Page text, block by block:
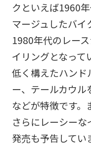
クといえば1960
マージュしたバイ
1980年代のレー
イリングとなって
低く構えたハンド
ー、テールカウル
などが特徴です
さらにレーシーな
発売も予告してい